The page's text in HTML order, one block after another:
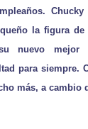
la figura de
nuevo mejor
para siempre.
más, a cambio